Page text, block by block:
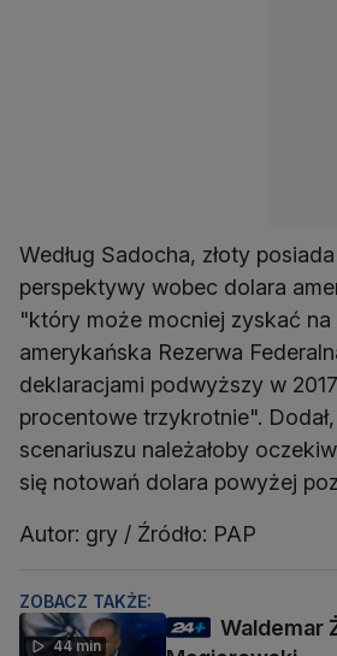
Według Sadocha, złoty posiada
perspektywy wobec dolara
"który może mocniej zyskać na
amerykańska Rezerwa
deklaracjami podwyższy w
procentowe trzykrotnie".
scenariuszu należałoby
się notowań dolara powyżej
Autor: gry / Źródło: PAP
ZOBACZ TAKŻE:
44 min
Waldemar